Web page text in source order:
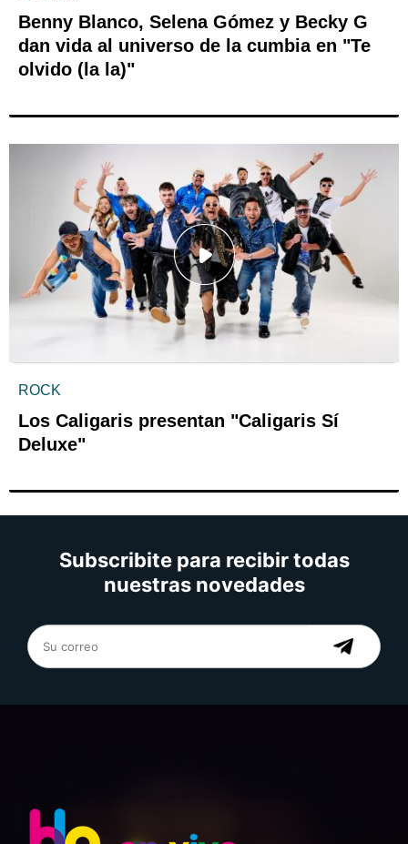
Benny Blanco, Selena Gómez y Becky G
dan vida al universo de la cumbia en "Te
olvido (la la)"
ROCK
Los Caligaris presentan "Caligaris Sí
Deluxe"
Subscribite para recibir todas
nuestras novedades